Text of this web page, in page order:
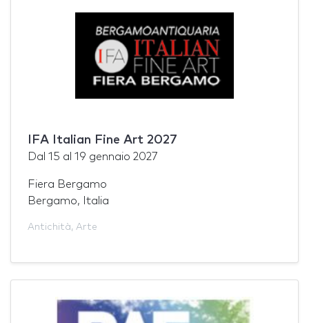
IFA Italian Fine Art 2027
Dal 15 al 19 gennaio 2027
Fiera Bergamo
Bergamo, Italia
Antichità, Arte